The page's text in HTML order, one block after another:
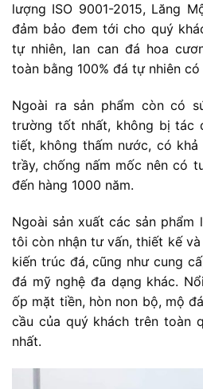
lượng ISO 9001-2015, Lăng
đảm bảo đem tới cho quý
tự nhiên, lan can đá hoa
toàn bằng 100% đá tự nhiên
Ngoài ra sản phẩm còn có
trường tốt nhất, không bị tác
tiết, không thấm nước, có khả
trầy, chống nấm mốc nên có
đến hàng 1000 năm.
Ngoài sản xuất các sản phẩm
tôi còn nhận tư vấn, thiết kế
kiến trúc đá, cũng như cung
đá mỹ nghệ đa dạng khác.
ốp mặt tiền, hòn non bộ, mộ
cầu của quý khách trên toàn
nhất.